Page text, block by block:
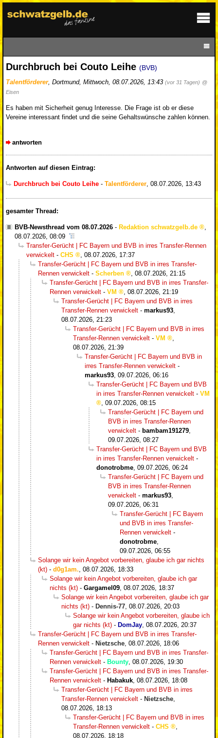
Durchbruch bei Couto Leihe (BVB)
Talentförderer, Dortmund, Mittwoch, 08.07.2026, 13:43 (vor 31 Tagen) @
Eisen
Es haben mit Sicherheit genug Interesse. Die Frage ist ob er diese
Vereine interessant findet und die seine Gehaltswünsche zahlen können.
antworten
Antworten auf diesen Eintrag:
Durchbruch bei Couto Leihe - Talentförderer, 08.07.2026, 13:43
gesamter Thread:
BVB-Newsthread vom 08.07.2026 - Redaktion schwatzgelb.de
08.07.2026, 08:09
Transfer-Gerücht | FC Bayern und BVB in irres Transfer-Rennen
verwickelt - CHS
08.07.2026, 17:37
Transfer-Gerücht | FC Bayern und BVB in irres Transfer-
Rennen verwickelt - Scherben
08.07.2026, 21:15
Transfer-Gerücht | FC Bayern und BVB in irres Transfer-
Rennen verwickelt - VM
08.07.2026, 21:19
Transfer-Gerücht | FC Bayern und BVB in irres
Transfer-Rennen verwickelt - markus93
08.07.2026, 21:23
Transfer-Gerücht | FC Bayern und BVB in irres
Transfer-Rennen verwickelt - VM
08.07.2026, 21:39
Transfer-Gerücht | FC Bayern und BVB in
irres Transfer-Rennen verwickelt -
markus93 09.07.2026, 06:16
Transfer-Gerücht | FC Bayern und BVB
in irres Transfer-Rennen verwickelt - VM
09.07.2026, 08:15
Transfer-Gerücht | FC Bayern und
BVB in irres Transfer-Rennen
verwickelt - bambam191279
09.07.2026, 08:27
Transfer-Gerücht | FC Bayern und BVB
in irres Transfer-Rennen verwickelt -
donotrobme 09.07.2026, 06:24
Transfer-Gerücht | FC Bayern und
BVB in irres Transfer-Rennen
verwickelt - markus93
09.07.2026, 06:31
Transfer-Gerücht | FC Bayern
und BVB in irres Transfer-
Rennen verwickelt -
donotrobme
09.07.2026, 06:55
Solange wir kein Angebot vorbereiten, glaube ich gar nichts
(kt) - d0g1am. 08.07.2026, 18:33
Solange wir kein Angebot vorbereiten, glaube ich gar
nichts (kt) - Gargamel09 08.07.2026, 18:37
Solange wir kein Angebot vorbereiten, glaube ich gar
nichts (kt) - Dennis-77 08.07.2026, 20:03
Solange wir kein Angebot vorbereiten, glaube ich
gar nichts (kt) - DomJay 08.07.2026, 20:37
Transfer-Gerücht | FC Bayern und BVB in irres Transfer-
Rennen verwickelt - Nietzsche 08.07.2026, 18:06
Transfer-Gerücht | FC Bayern und BVB in irres Transfer-
Rennen verwickelt - Bounty 08.07.2026, 19:30
Transfer-Gerücht | FC Bayern und BVB in irres Transfer-
Rennen verwickelt - Habakuk 08.07.2026, 18:08
Transfer-Gerücht | FC Bayern und BVB in irres
Transfer-Rennen verwickelt - Nietzsche
08.07.2026, 18:13
Transfer-Gerücht | FC Bayern und BVB in irres
Transfer-Rennen verwickelt - CHS
08.07.2026, 18:18